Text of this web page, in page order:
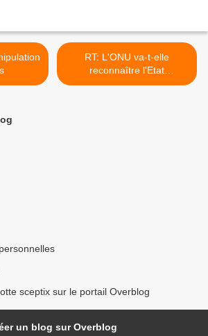
RT: L'ONU va-t-elle
reconnaître l'Etat
palestinien S/T ? >
sceptix sur le portail Overblog
un blog sur Overblog